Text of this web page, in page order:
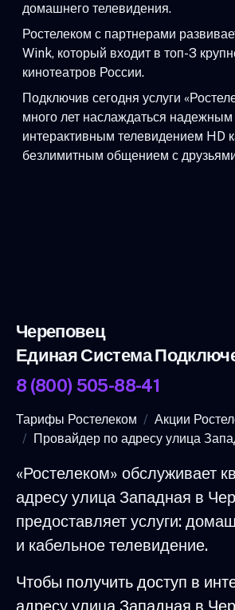
домашнего телевидения.
Ростелеком с партнерами
Wink, который входит в топ-3
кинотеатров России.
Подключив сегодня услуги
много лет наслаждаться надежным
интерактивным телевидением HD
безлимитным общением с
Череповец
Единая Система
8 (800) 505-88-41
Тарифы Ростелеком
Акции
Провайдер по адресу улица
«Ростелеком» обслуживает
адресу улица Западная в
предоставляет услуги:
и кабельное телевидение.
Чтобы получить доступ в